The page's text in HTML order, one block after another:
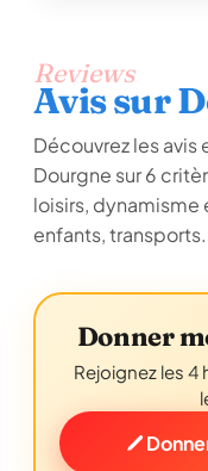
Reviews
Avis sur
Découvrez les
Dourgne sur 6
loisirs,
enfants, transports.
Donner
Rejoignez les